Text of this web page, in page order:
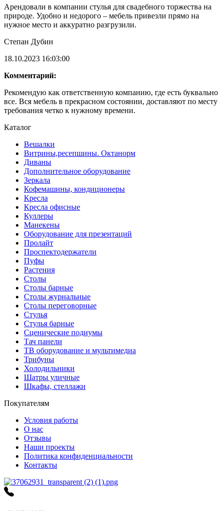
Арендовали в компании стулья для свадебного торжества на
природе. Удобно и недорого – мебель привезли прямо на
нужное место и аккуратно разгрузили.
Степан Дубин
18.10.2023 16:03:00
Комментарий:
Рекомендую как ответственную компанию, где есть буквально
все. Вся мебель в прекрасном состоянии, доставляют по месту
требования четко к нужному времени.
Каталог
Вешалки
Витрины,ресепшины. Октанорм
Диваны
Дополнительное оборудование
Зеркала
Кофемашины, кондиционеры
Кресла
Кресла офисные
Куллеры
Манекены
Оборудование для презентаций
Пролайт
Проспектодержатели
Пуфы
Растения
Столы
Столы барные
Столы журнальные
Столы переговорные
Стулья
Стулья барные
Сценические подиумы
Тач панели
ТВ оборудование и мультимедиа
Трибуны
Холодильники
Шатры уличные
Шкафы, стеллажи
Покупателям
Условия работы
О нас
Отзывы
Наши проекты
Политика конфиденциальности
Контакты